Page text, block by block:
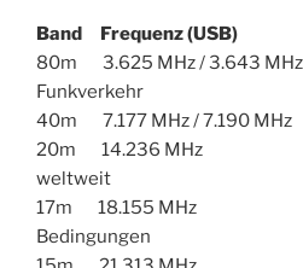
Band Frequenz (USB)
80m 3.625 MHz / 3.643
Funkverkehr
40m 7.177 MHz / 7.190
20m 14.236 MHz
weltweit
17m 18.155 MHz
Bedingungen